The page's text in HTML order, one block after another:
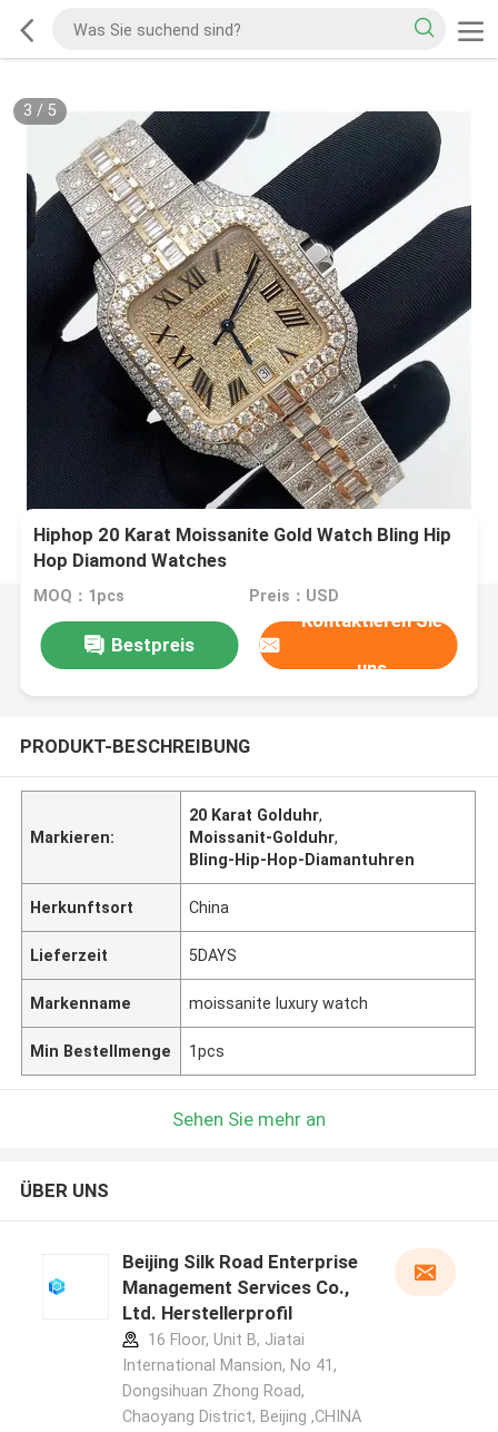
3 / 5
Hiphop 20 Karat Moissanite Gold Watch Bling Hip
Hop Diamond Watches
MOQ：1pcs Preis：USD
Bestpreis
Kontaktieren Sie
uns
PRODUKT-BESCHREIBUNG
Markieren:
20 Karat Golduhr,
Moissanit-Golduhr,
Bling-Hip-Hop-Diamantuhren
Herkunftsort China
Lieferzeit 5DAYS
Markenname moissanite luxury watch
Min Bestellmenge 1pcs
Sehen Sie mehr an
ÜBER UNS
Beijing Silk Road Enterprise
Management Services Co.,
Ltd. Herstellerprofil
16 Floor, Unit B, Jiatai
International Mansion, No 41,
Dongsihuan Zhong Road,
Chaoyang District, Beijing ,CHINA